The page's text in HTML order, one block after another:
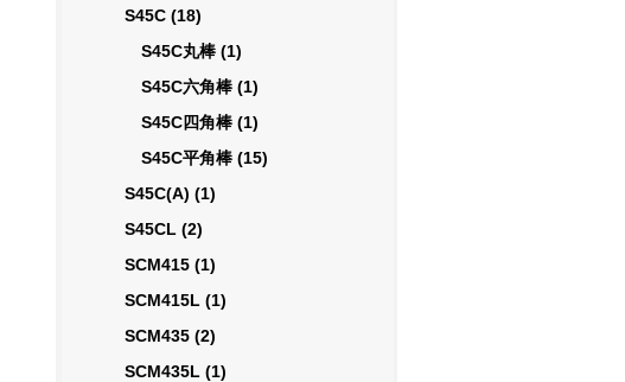
S45C (18)
S45C丸棒 (1)
S45C六角棒 (1)
S45C四角棒 (1)
S45C平角棒 (15)
S45C(A) (1)
S45CL (2)
SCM415 (1)
SCM415L (1)
SCM435 (2)
SCM435L (1)